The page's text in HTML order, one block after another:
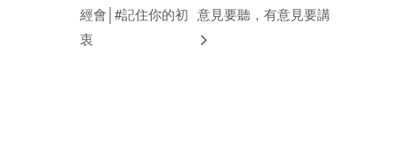
經會│#記住你的初
衷
意見要聽，有意見要講